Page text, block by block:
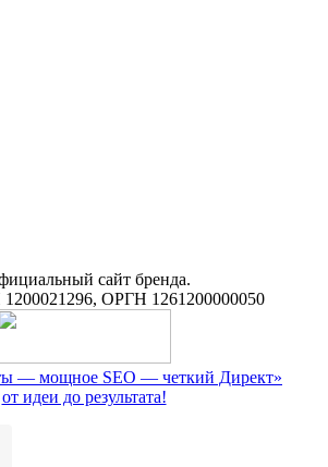
сайт бренда.
ОРГН 1261200000050
— мощное SEO — четкий Директ»
от идеи до результата!